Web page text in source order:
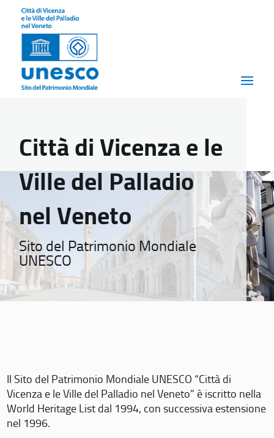
Città di Vicenza e le
Ville del Palladio
nel Veneto
Sito del Patrimonio Mondiale
UNESCO
Il Sito del Patrimonio Mondiale UNESCO “Città di
Vicenza e le Ville del Palladio nel Veneto” è iscritto nella
World Heritage List dal 1994, con successiva estensione
nel 1996.